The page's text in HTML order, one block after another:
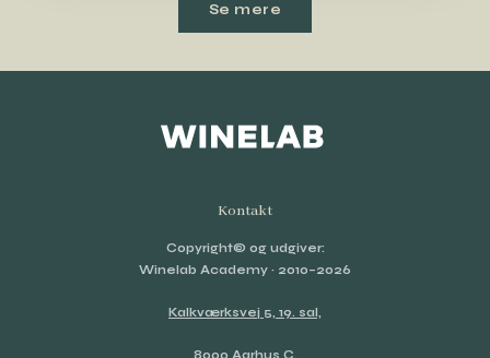
Se mere
Kontakt
Copyright© og udgiver:
Winelab Academy · 2010–2026
Kalkværksvej 5, 19. sal,
8000 Aarhus C.